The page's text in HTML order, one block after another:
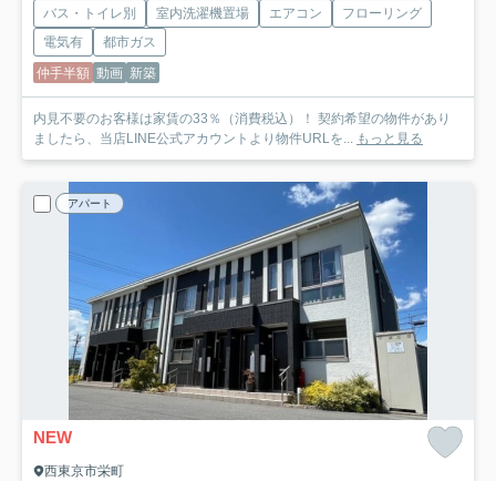
バス・トイレ別 室内洗濯機置場 エアコン
フローリング
電気有
都市ガス
仲手半額 動画 新築
内見不要のお客様は家賃の33％（消費税込）！ 契約希望の物件があり
ましたら、当店LINE公式アカウントより物件URLを...
もっと見る
アパート
NEW
西東京市栄町